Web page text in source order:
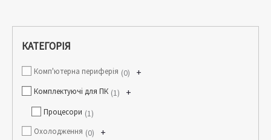
КАТЕГОРІЯ
Комп'ютерна периферія +
0
Комплектуючі для ПК +
1
Процесори 1
Охолодження +
0